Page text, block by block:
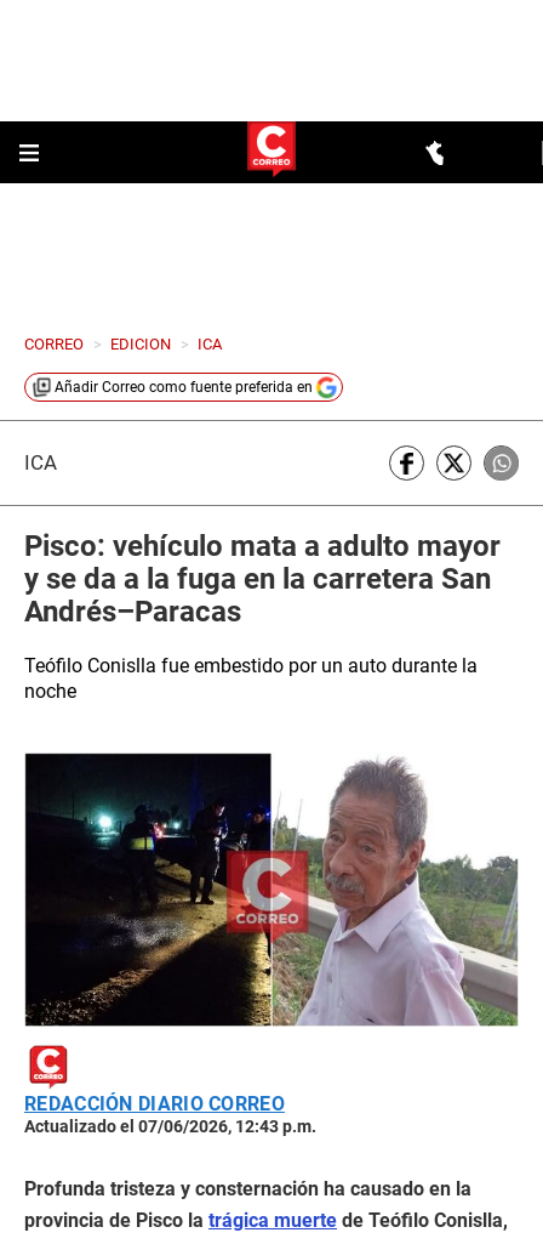
CORREO > EDICION > ICA
Añadir Correo como fuente preferida en
ICA
Pisco: vehículo mata a adulto mayor
y se da a la fuga en la carretera San
Andrés–Paracas
Teófilo Conislla fue embestido por un auto durante la
noche
REDACCIÓN DIARIO CORREO
Actualizado el 07/06/2026, 12:43 p.m.
Profunda tristeza y consternación ha causado en la
provincia de Pisco la trágica muerte de Teófilo Conislla,